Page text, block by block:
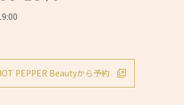
PEPPER Beautyから予約